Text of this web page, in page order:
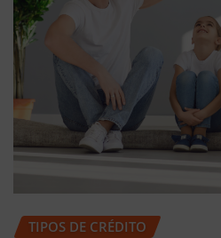
TIPOS DE CRÉDITO